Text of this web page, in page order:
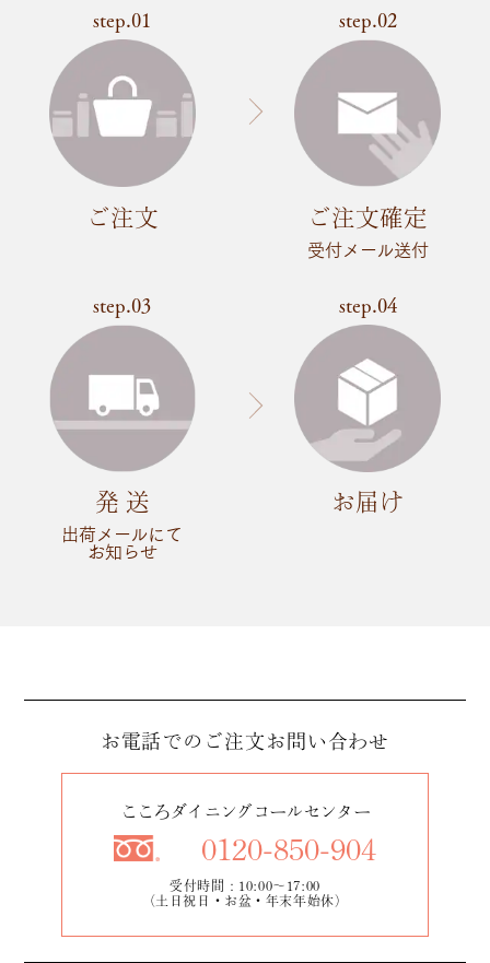
step.01
ご注文
step.02
ご注文確定
受付メール送付
step.03
発 送
出荷メールにて
お知らせ
step.04
お届け
お電話でのご注文お問い合わせ
こころダイニングコールセンター
0120-850-904
受付時間：10:00～17:00
（土日祝日・お盆・年末年始休）